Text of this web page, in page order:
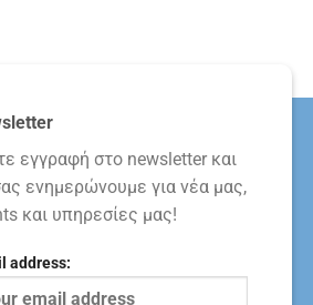
εγγραφή στο newsletter και
ενημερώνουμε για νέα μας,
και υπηρεσίες μας!
address: